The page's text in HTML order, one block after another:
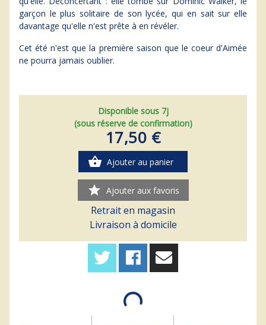
garçon le plus solitaire de son lycée, qui en sait sur elle
davantage qu'elle n'est prête à en révéler.
Cet été n'est que la première saison que le coeur d'Aimée
ne pourra jamais oublier.
Disponible sous 7j
(sous réserve de confirmation)
17,50 €
shopping_basket Ajouter au panier
star Ajouter aux favoris
Retrait en magasin
Livraison à domicile